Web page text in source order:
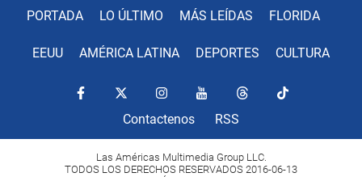
PORTADA LO ÚLTIMO MÁS LEÍDAS FLORIDA
EEUU AMÉRICA LATINA DEPORTES CULTURA
Contactenos RSS
Las Américas Multimedia Group LLC.
TODOS LOS DERECHOS RESERVADOS 2016-06-13